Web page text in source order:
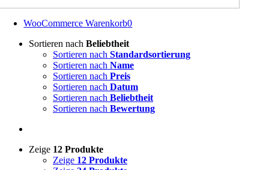
WooCommerce Warenkorb0
Sortieren nach Beliebtheit
Sortieren nach Standardsortierung
Sortieren nach Name
Sortieren nach Preis
Sortieren nach Datum
Sortieren nach Beliebtheit
Sortieren nach Bewertung
Zeige 12 Produkte
Zeige 12 Produkte